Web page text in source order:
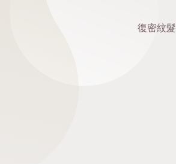
復密紋髮